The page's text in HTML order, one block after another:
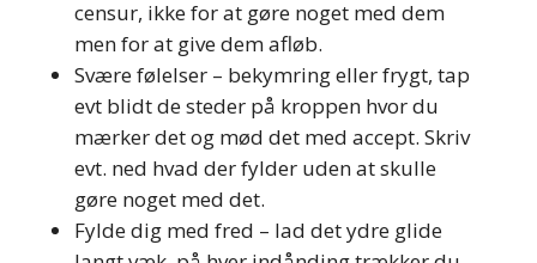
censur, ikke for at gøre noget med dem
men for at give dem afløb.
Svære følelser – bekymring eller frygt, tap
evt blidt de steder på kroppen hvor du
mærker det og mød det med accept. Skriv
evt. ned hvad der fylder uden at skulle
gøre noget med det.
Fylde dig med fred – lad det ydre glide